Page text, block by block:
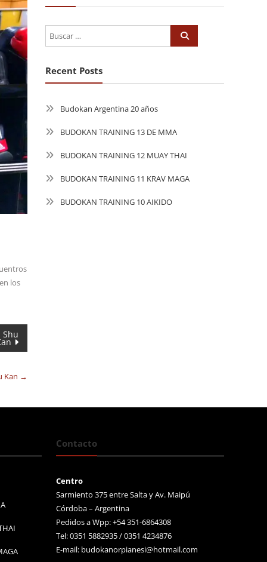
los
Kan →
Recent Posts
Budokan Argentina 20 años
BUDOKAN TRAINING 13 DE MMA
BUDOKAN TRAINING 12 MUAY THAI
BUDOKAN TRAINING 11 KRAV MAGA
BUDOKAN TRAINING 10 AIKIDO
Contacto
Centro
Sarmiento 375 entre Salta y Av. Maipú
Córdoba – Argentina
Pedidos a Wpp: +54 351-6864308
Tel: 0351 5882935 / 0351 4234876
E-mail: budokanorpianesi@hotmail.com